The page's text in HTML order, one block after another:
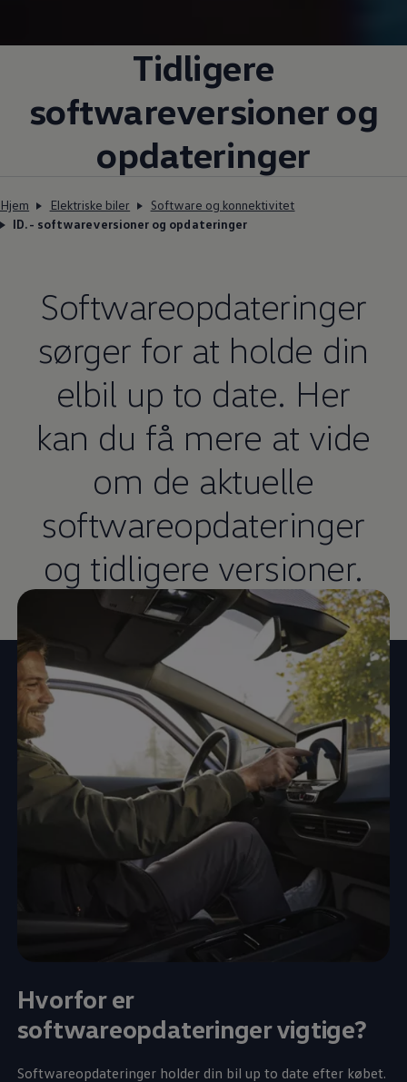
Tidligere
softwareversioner og
opdateringer
Hjem Elektriske biler
Software og konnektivitet
ID.- softwareversioner og opdateringer
Softwareopdateringer
sørger for at holde din
elbil up to date. Her
kan du få mere at vide
om de aktuelle
softwareopdateringer
og tidligere versioner.
Hvorfor er
softwareopdateringer vigtige?
Softwareopdateringer holder din bil up to date efter købet.